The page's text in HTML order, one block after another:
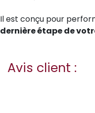
Il est conçu pour
dernière étape de
Avis client :